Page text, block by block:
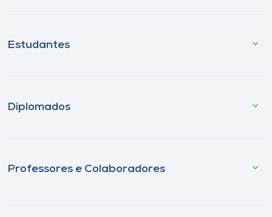
Estudantes
Diplomados
Professores e Colaboradores